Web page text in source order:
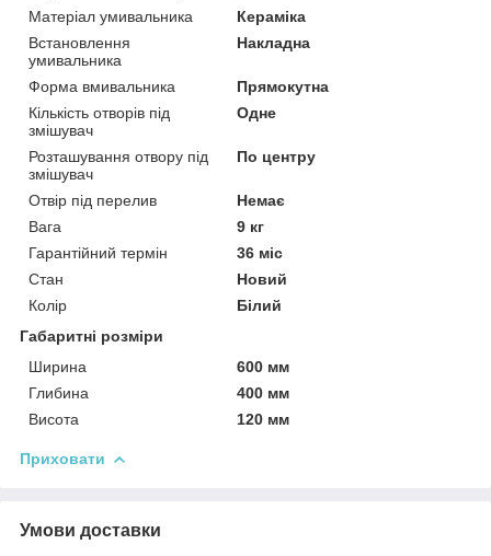
Матеріал умивальника
Кераміка
Встановлення
умивальника
Накладна
Форма вмивальника
Прямокутна
Кількість отворів під
змішувач
Одне
Розташування отвору під
змішувач
По центру
Отвір під перелив
Немає
Вага
9 кг
Гарантійний термін
36 міс
Стан
Новий
Колір
Білий
Габаритні розміри
Ширина
600 мм
Глибина
400 мм
Висота
120 мм
Приховати
Умови доставки